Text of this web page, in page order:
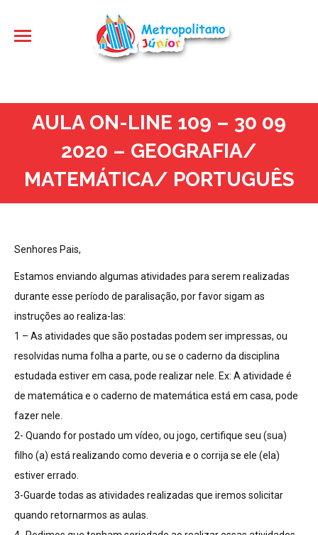
AULA ON-LINE 109 – 30 09
2020 – GEOGRAFIA/
MATEMÁTICA/ PORTUGUÊS
Senhores Pais,
Estamos enviando algumas atividades para serem realizadas
durante esse período de paralisação, por favor sigam as
instruções ao realiza-las:
1 – As atividades que são postadas podem ser impressas, ou
resolvidas numa folha a parte, ou se o caderno da disciplina
estudada estiver em casa, pode realizar nele. Ex: A atividade é
de matemática e o caderno de matemática está em casa, pode
fazer nele.
2- Quando for postado um vídeo, ou jogo, certifique seu (sua)
filho (a) está realizando como deveria e o corrija se ele (ela)
estiver errado.
3-Guarde todas as atividades realizadas que iremos solicitar
quando retornarmos as aulas.